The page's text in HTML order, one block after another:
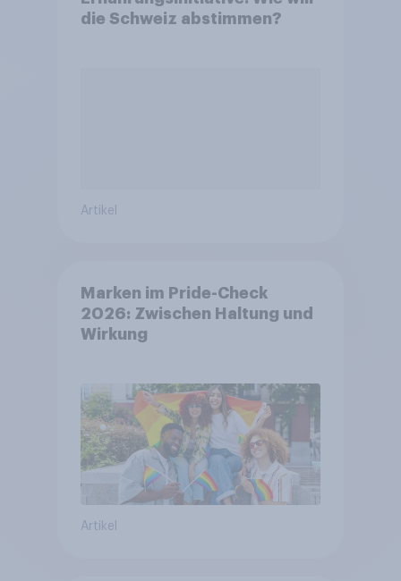
die Schweiz abstimmen?
Artikel
Marken im Pride-Check
2026: Zwischen Haltung und
Wirkung
Artikel